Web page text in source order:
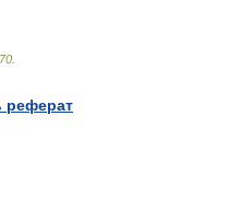
реферат